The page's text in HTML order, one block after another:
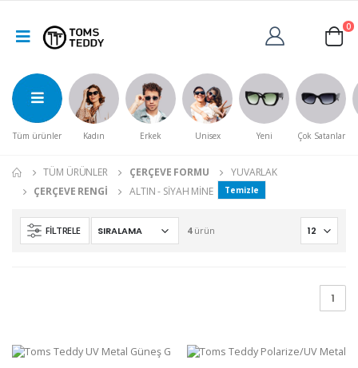
0
Tüm ürünler Kadın Erkek Unisex Yeni Çok Satanlar
TÜM ÜRÜNLER ÇERÇEVE FORMU
YUVARLAK
ÇERÇEVE RENGI
ALTIN - SIYAH MINE Temizle
FILTRELE 4ürün
1